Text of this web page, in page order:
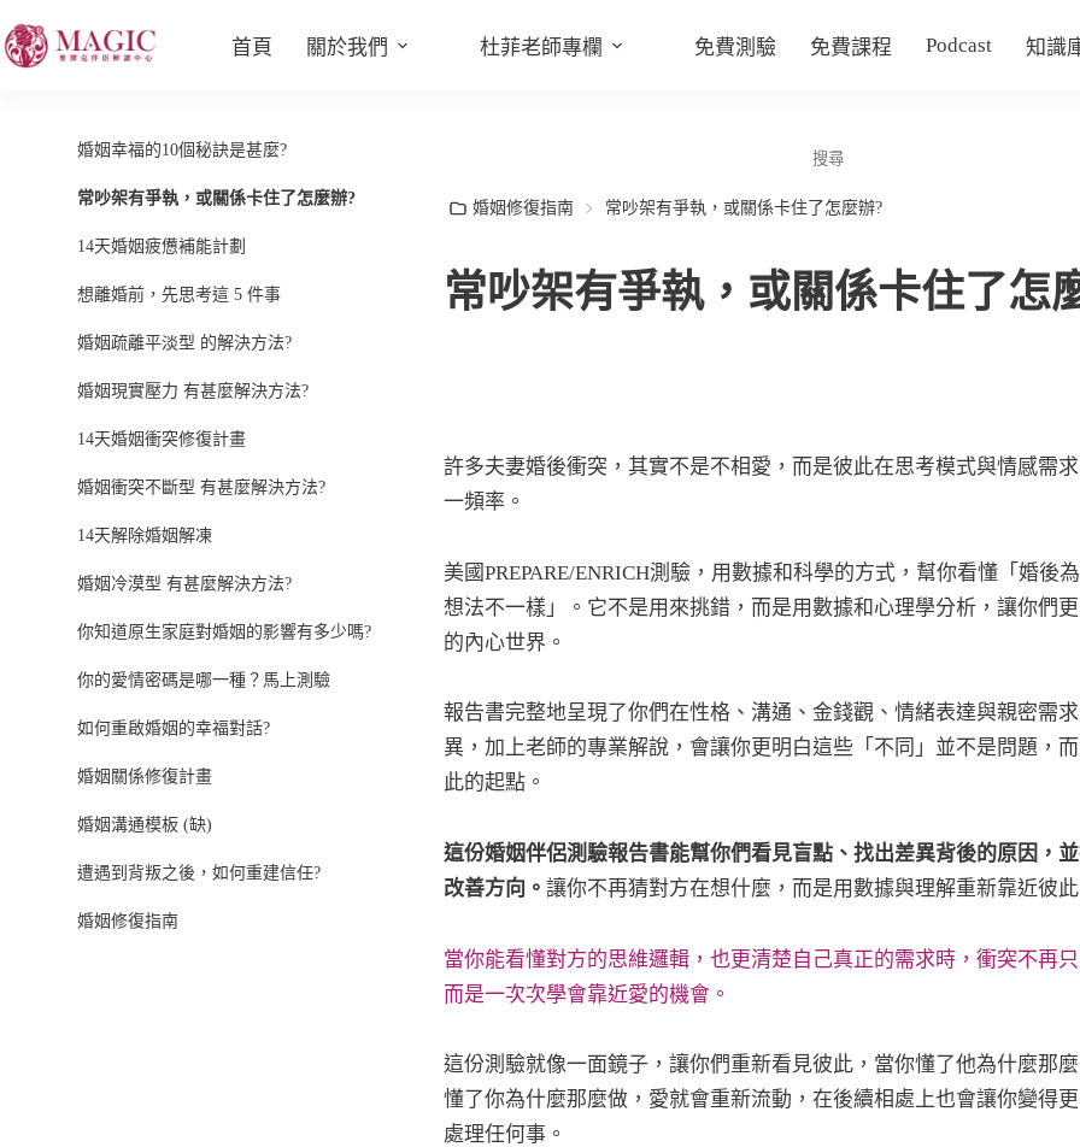
首頁 關於我們 杜菲老師專欄 免費測驗 免費課程 Podcast 知識
婚姻幸福的10個秘訣是甚麼?
常吵架有爭執，或關係卡住了怎麼辦?
14天婚姻疲憊補能計劃
想離婚前，先思考這 5 件事
婚姻疏離平淡型 的解決方法?
婚姻現實壓力 有甚麼解決方法?
14天婚姻衝突修復計畫
婚姻衝突不斷型 有甚麼解決方法?
14天解除婚姻解凍
婚姻冷漠型 有甚麼解決方法?
你知道原生家庭對婚姻的影響有多少嗎?
你的愛情密碼是哪一種？馬上測驗
如何重啟婚姻的幸福對話?
婚姻關係修復計畫
婚姻溝通模板 (缺)
遭遇到背叛之後，如何重建信任?
婚姻修復指南
婚姻修復指南 常吵架有爭執，或關係卡住了怎麼辦?
常吵架有爭執，或關係卡住了怎
許多夫妻婚後衝突，其實不是不相愛，而是彼此在思考模式與情感需
一頻率。
美國PREPARE/ENRICH測驗，用數據和科學的方式，幫你看懂「婚後
想法不一樣」。它不是用來挑錯，而是用數據和心理學分析，讓你們
的內心世界。
報告書完整地呈現了你們在性格、溝通、金錢觀、情緒表達與親密需
異，加上老師的專業解說，會讓你更明白這些「不同」並不是問題，
此的起點。
這份婚姻伴侶測驗報告書能幫你們看見盲點、找出差異背後的原因，
改善方向。 讓你不再猜對方在想什麼，而是用數據與理解重新靠近彼
當你能看懂對方的思維邏輯，也更清楚自己真正的需求時，衝突不再
而是一次次學會靠近愛的機會。
這份測驗就像一面鏡子，讓你們重新看見彼此，當你懂了他為什麼那
懂了你為什麼那麼做，愛就會重新流動，在後續相處上也會讓你變得
處理任何事。